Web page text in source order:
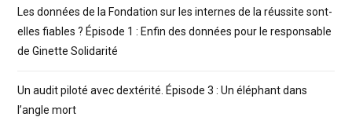
Les données de la Fondation sur les internes de la réussite sont-
elles fiables ? Épisode 1 : Enfin des données pour le responsable
de Ginette Solidarité
Un audit piloté avec dextérité. Épisode 3 : Un éléphant dans
l’angle mort